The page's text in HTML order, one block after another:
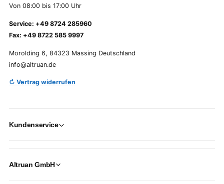
Von 08:00 bis 17:00 Uhr
Service: +49 8724 285960
Fax: +49 8722 585 9997
Morolding 6, 84323 Massing Deutschland
info@altruan.de
↻ Vertrag widerrufen
Kundenservice
Altruan GmbH